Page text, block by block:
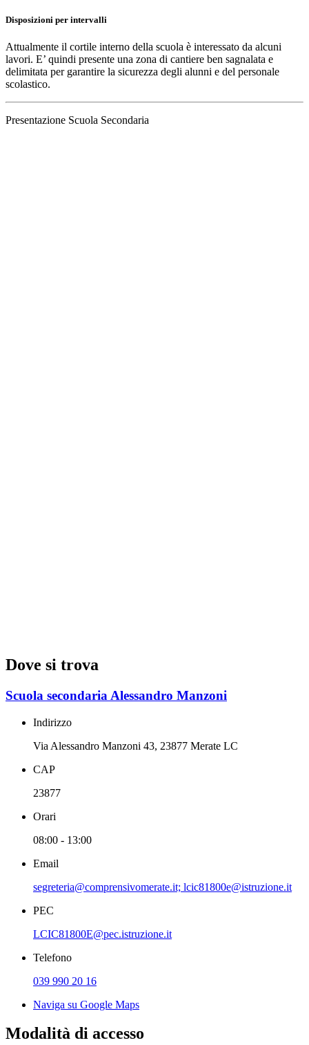
Disposizioni per intervalli
Attualmente il cortile interno della scuola è interessato da alcuni
lavori. E’ quindi presente una zona di cantiere ben sagnalata e
delimitata per garantire la sicurezza degli alunni e del personale
scolastico.
Presentazione Scuola Secondaria
Dove si trova
Scuola secondaria Alessandro Manzoni
Indirizzo
Via Alessandro Manzoni 43, 23877 Merate LC
CAP
23877
Orari
08:00 - 13:00
Email
segreteria@comprensivomerate.it; lcic81800e@istruzione.it
PEC
LCIC81800E@pec.istruzione.it
Telefono
039 990 20 16
Naviga su Google Maps
Modalità di accesso